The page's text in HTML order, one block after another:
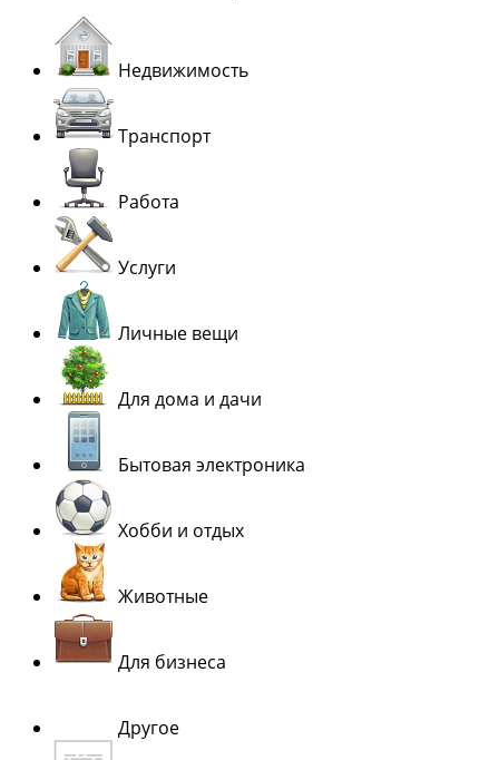
Недвижимость
Транспорт
Работа
Услуги
Личные вещи
Для дома и дачи
Бытовая электроника
Хобби и отдых
Животные
Для бизнеса
Другое